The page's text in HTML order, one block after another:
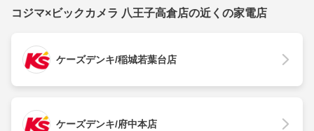
コジマ×ビックカメラ 八王子高倉店の近くの家電店
ケーズデンキ/稲城若葉台店
ケーズデンキ/府中本店